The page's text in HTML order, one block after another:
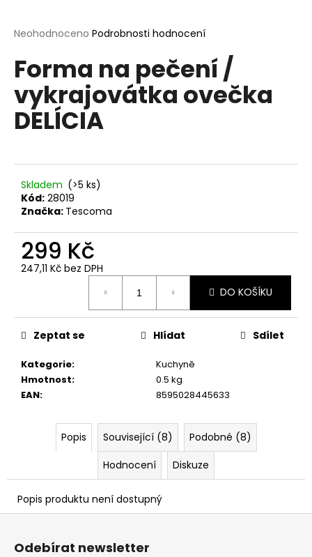
Průměrné
produktu
je
z
5
hvězdiček.
Neohodnoceno Podrobnosti hodnocení
Forma na pečení /
vykrajovátka ovečka
DELÍCIA
Skladem (>5 ks)
Kód: 28019
Značka: Tescoma
299 Kč
247,11 Kč bez DPH
DO KOŠÍKU
Kategorie:
Kuchyně
Hmotnost:
0.5 kg
EAN: 8595028445633
Zeptat se Hlídat Sdílet
Popis Související (8)
Podobné (8)
Hodnocení
Diskuze
Popis produktu není dostupný
j
t
?
HLEDAT
o
p
o
č
u
e
m
e
Z
Odebírat newsletter